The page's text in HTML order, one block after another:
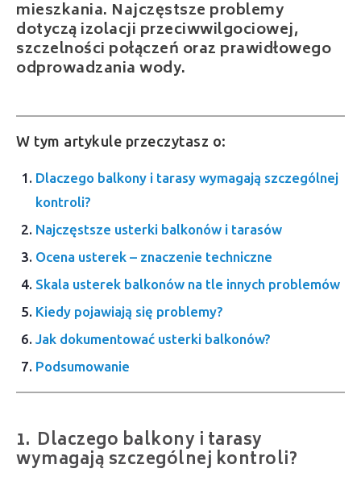
mieszkania. Najczęstsze problemy
dotyczą izolacji przeciwwilgociowej,
szczelności połączeń oraz prawidłowego
odprowadzania wody.
W tym artykule przeczytasz o:
Dlaczego balkony i tarasy wymagają szczególnej
kontroli?
Najczęstsze usterki balkonów i tarasów
Ocena usterek – znaczenie techniczne
Skala usterek balkonów na tle innych problemów
Kiedy pojawiają się problemy?
Jak dokumentować usterki balkonów?
Podsumowanie
Dlaczego balkony i tarasy
wymagają szczególnej kontroli?